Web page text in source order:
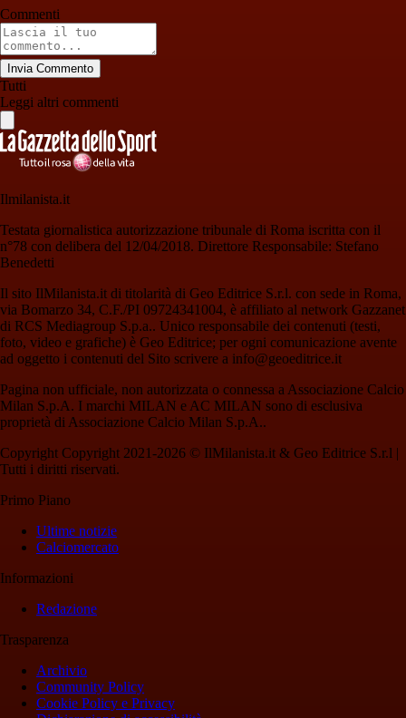
Commenti
Invia Commento
Tutti
Leggi altri commenti
Ilmilanista.it
Testata giornalistica autorizzazione tribunale di Roma iscritta con il
n°78 con delibera del 12/04/2018. Direttore Responsabile: Stefano
Benedetti
Il sito IlMilanista.it di titolarità di Geo Editrice S.r.l. con sede in Roma,
via Bomarzo 34, C.F./PI 09724341004, è affiliato al network Gazzanet
di RCS Mediagroup S.p.a.. Unico responsabile dei contenuti (testi,
foto, video e grafiche) è Geo Editrice; per ogni comunicazione avente
ad oggetto i contenuti del Sito scrivere a info@geoeditrice.it
Pagina non ufficiale, non autorizzata o connessa a Associazione Calcio
Milan S.p.A. I marchi MILAN e AC MILAN sono di esclusiva
proprietà di Associazione Calcio Milan S.p.A..
Copyright Copyright 2021-2026 © IlMilanista.it & Geo Editrice S.r.l |
Tutti i diritti riservati.
Primo Piano
Ultime notizie
Calciomercato
Informazioni
Redazione
Trasparenza
Archivio
Community Policy
Cookie Policy e Privacy